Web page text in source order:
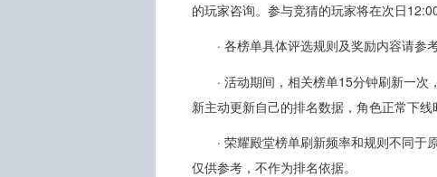
的玩家咨询。参与竞猜的玩家将在次日
· 各榜单具体评选规则及奖励内容请参
· 活动期间，相关榜单15分钟刷新一
新主动更新自己的排名数据，角色正常下线
· 荣耀殿堂榜单刷新频率和规则不同
仅供参考，不作为排名依据。